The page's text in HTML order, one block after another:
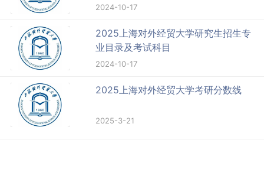
2024-10-17
2025上海对外经贸大学研究生招生专
业目录及考试科目
2024-10-17
2025上海对外经贸大学考研分数线
2025-3-21